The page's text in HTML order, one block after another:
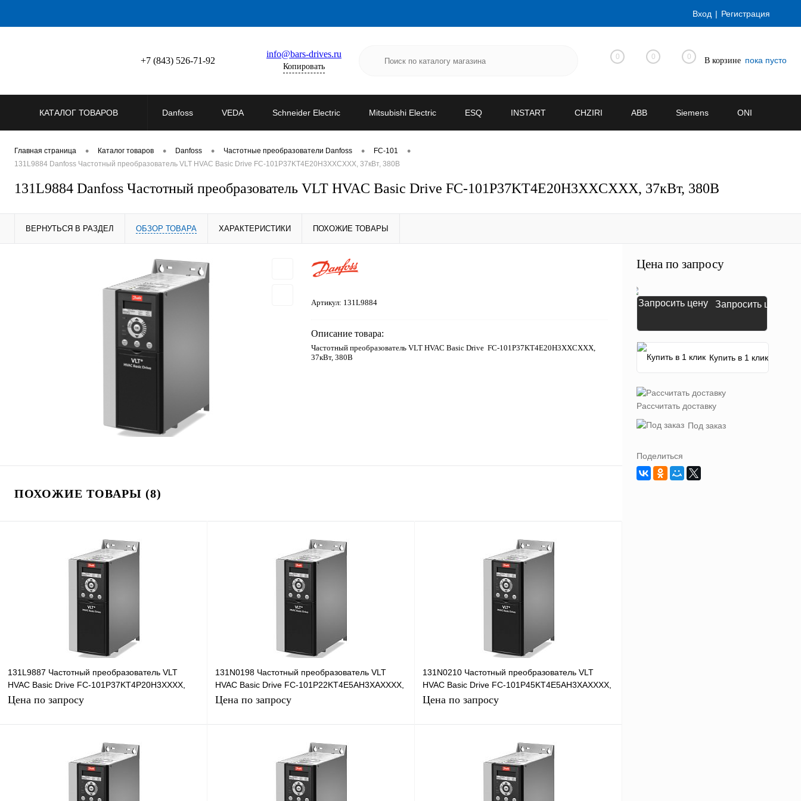
Вход Регистрация
+7 (843) 526-71-92
info@bars-drives.ru
Копировать
0 0 0 В корзине пока пусто
КАТАЛОГ ТОВАРОВ Danfoss VEDA Schneider Electric Mitsubishi Electric ESQ INSTART CHZIRI ABB Siemens ONI
Главная страница • Каталог товаров • Danfoss • Частотные преобразователи Danfoss • FC-101 •
131L9884 Danfoss Частотный преобразователь VLT HVAC Basic Drive FC-101P37KT4E20H3XXCXXX, 37кВт, 380В
131L9884 Danfoss Частотный преобразователь VLT HVAC Basic Drive FC-101P37KT4E20H3XXCXXX, 37кВт, 380В
ВЕРНУТЬСЯ В РАЗДЕЛ ОБЗОР ТОВАРА ХАРАКТЕРИСТИКИ ПОХОЖИЕ ТОВАРЫ
Артикул: 131L9884
Описание товара:
Частотный преобразователь VLT HVAC Basic Drive FC-101P37KT4E20H3XXCXXX,
37кВт, 380В
ПОХОЖИЕ ТОВАРЫ (8)
131L9887 Частотный преобразователь VLT
HVAC Basic Drive FC-101P37KT4P20H3XXXX,
37кВт, 380В
Цена по запросу
Запросить цену
131N0198 Частотный преобразователь VLT
HVAC Basic Drive FC-101P22KT4E5AH3XAXXXX,
22кВт, 380В
Цена по запросу
Запросить цену
131N0210 Частотный преобразователь VLT
HVAC Basic Drive FC-101P45KT4E5AH3XAXXXX,
45кВт, 380В
Цена по запросу
Запросить цену
Цена по запросу
Запросить цену
Купить в 1 клик
Рассчитать доставку
Под заказ
Поделиться